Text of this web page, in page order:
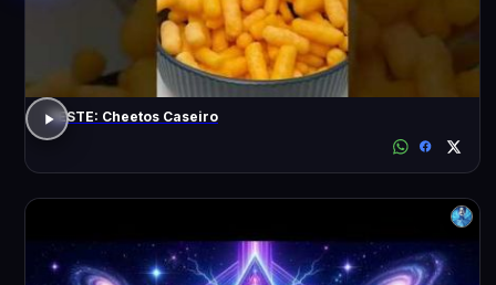
TESTE: Cheetos Caseiro